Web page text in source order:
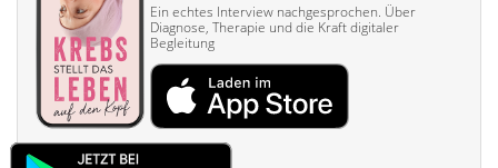
Ein echtes Interview nach­gesprochen. Über
Diagnose, Therapie und die Kraft digitaler
Begleitung